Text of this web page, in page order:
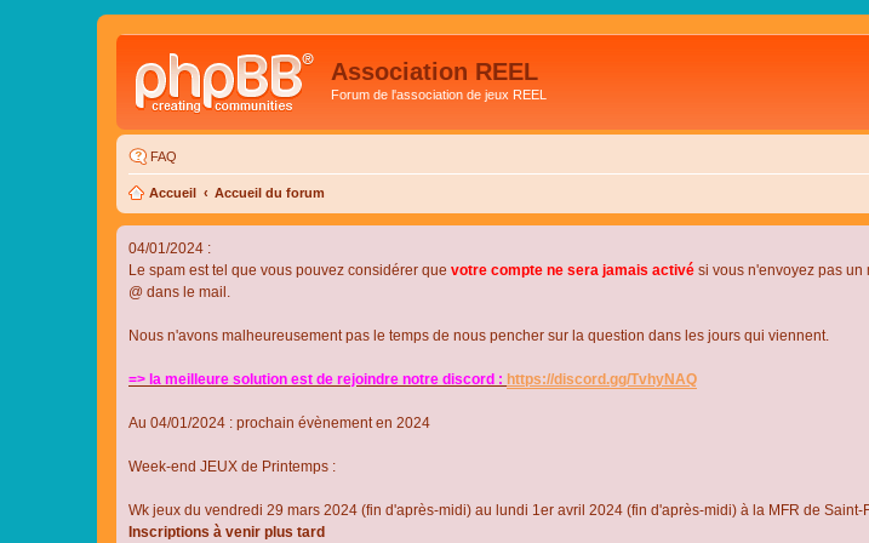
Association REEL
Forum de l'association de jeux REEL
FAQ
Accueil Accueil du forum
04/01/2024 :
Le spam est tel que vous pouvez considérer que votre compte ne sera jamais activé si vous n'envoyez pas un
@ dans le mail.
Nous n'avons malheureusement pas le temps de nous pencher sur la question dans les jours qui viennent.
=> la meilleure solution est de rejoindre notre discord : https://discord.gg/TvhyNAQ
Au 04/01/2024 : prochain évènement en 2024
Week-end JEUX de Printemps :
Wk jeux du vendredi 29 mars 2024 (fin d'après-midi) au lundi 1er avril 2024 (fin d'après-midi) à la MFR de Saint-
Inscriptions à venir plus tard